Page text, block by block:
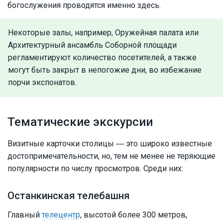
богослужения проводятся именно здесь.
Некоторые залы, например, Оружейная палата или
Архитектурный ансамбль Соборной площади
регламентируют количество посетителей, а также
могут быть закрыт в непогожие дни, во избежание
порчи экспонатов.
Тематические экскурсии
Визитные карточки столицы ― это широко известные
достопримечательности, но, тем не менее не теряющие
популярности по числу просмотров. Среди них:
Останкинская телебашня
Главный телецентр, высотой более 300 метров,